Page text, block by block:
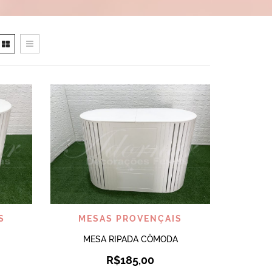
VISUALIZAR
MESAS PROVENÇAIS
MESA RIPADA CÔMODA
R$185,00